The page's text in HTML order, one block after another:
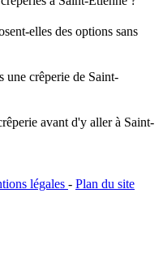
elles des options sans
une crêperie de Saint-
avant d'y aller à Saint-
légales - Plan du site